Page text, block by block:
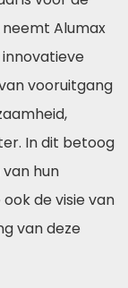
Alumax
vooruitgang
In dit betoog
hun
de visie van
van deze